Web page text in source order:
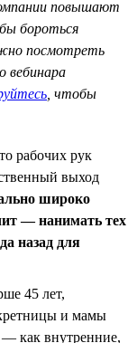
повышают
бороться
посмотреть
вебинара
, чтобы
рабочих рук
выход
широко
— нанимать тех
назад для
45 лет,
и мамы
как внутренние,